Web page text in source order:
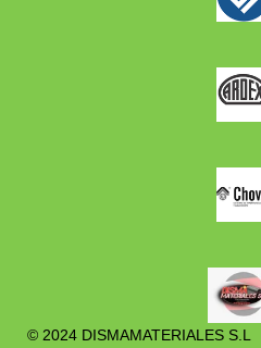
© 2024 DISMAMATERIALES S.L